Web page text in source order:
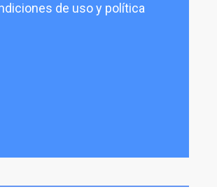
de uso y política